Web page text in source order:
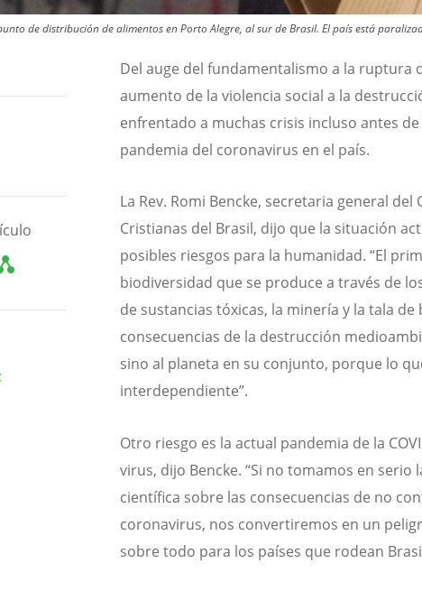
de distribución de alimentos en Porto Alegre, al sur de Brasil. El país está
Del auge del fundamentalismo a la ruptura
aumento de la violencia social a la
enfrentado a muchas crisis incluso antes
pandemia del coronavirus en el país.
La Rev. Romi Bencke, secretaria general del
Cristianas del Brasil, dijo que la situación
posibles riesgos para la humanidad. “El
biodiversidad que se produce a través de
de sustancias tóxicas, la minería y la tala de
consecuencias de la destrucción
sino al planeta en su conjunto, porque lo
interdependiente”.
Otro riesgo es la actual pandemia de la
virus, dijo Bencke. “Si no tomamos en
científica sobre las consecuencias de no
coronavirus, nos convertiremos en un
sobre todo para los países que rodean